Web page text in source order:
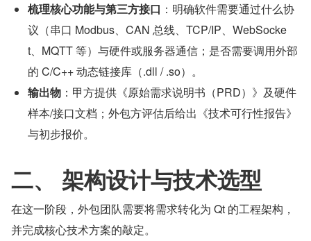
梳理核心功能与第三方接口 ：明确软件需要通过什么协
议（串口 Modbus、CAN 总线、TCP/IP、WebSocke
t、MQTT 等）与硬件或服务器通信；是否需要调用外部
的 C/C++ 动态链接库（.dll / .so）。
输出物 ：甲方提供《原始需求说明书（PRD）》及硬件
样本/接口文档；外包方评估后给出《技术可行性报告》
与初步报价。
二、 架构设计与技术选型
在这一阶段，外包团队需要将需求转化为 Qt 的工程架构，
并完成核心技术方案的敲定。